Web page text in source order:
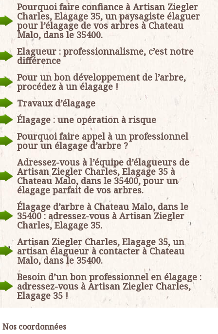
Pourquoi faire confiance à Artisan Ziegler
Charles, Elagage 35, un paysagiste élaguer
pour l’élagage de vos arbres à Chateau
Malo, dans le 35400.
Elagueur : professionnalisme, c’est notre
différence
Pour un bon développement de l’arbre,
procédez à un élagage !
Travaux d’élagage
Élagage : une opération à risque
Pourquoi faire appel à un professionnel
pour un élagage d’arbre ?
Adressez-vous à l’équipe d’élagueurs de
Artisan Ziegler Charles, Elagage 35 à
Chateau Malo, dans le 35400, pour un
élagage parfait de vos arbres.
Élagage d’arbre à Chateau Malo, dans le
35400 : adressez-vous à Artisan Ziegler
Charles, Elagage 35.
Artisan Ziegler Charles, Elagage 35, un
artisan élagueur à contacter à Chateau
Malo, dans le 35400.
Besoin d’un bon professionnel en élagage :
adressez-vous à Artisan Ziegler Charles,
Elagage 35 !
Nos coordonnées